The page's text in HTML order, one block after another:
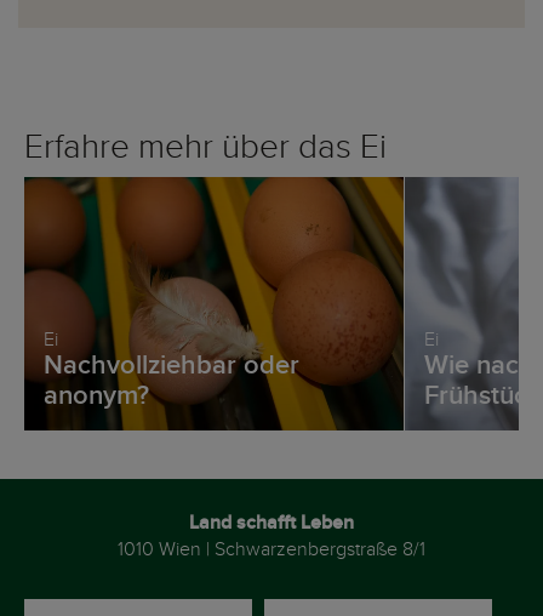
Erfahre mehr über das Ei
Ei
Nachvollziehbar oder
anonym?
Ei
Wie
Land schafft Leben
1010 Wien | Schwarzenbergstraße 8/1